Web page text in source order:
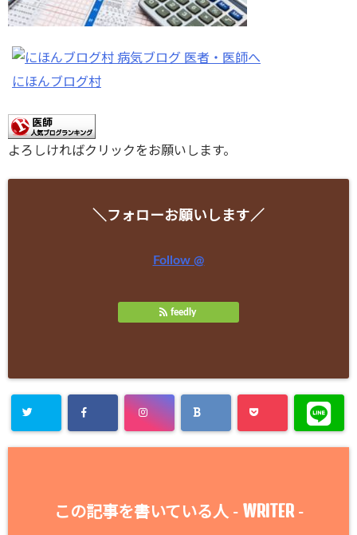
にほんブログ村
よろしければクリックをお願いします。
＼フォローお願いします／
Follow @
feedly
この記事を書いている人 - WRITER-